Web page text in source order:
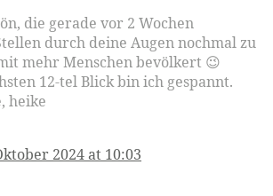
die gerade vor 2 Wochen
durch deine Augen nochmal zu
mehr Menschen bevölkert 😉
12-tel Blick bin ich gespannt.
heike
2024 at 10:03